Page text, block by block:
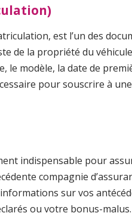
est l’un des
de la propriété du
modèle, la date de
pour souscrire à
indispensable pour
compagnie
sur vos
ou votre bonus-malus.